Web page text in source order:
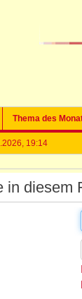
Thema des
19:14
in diesem